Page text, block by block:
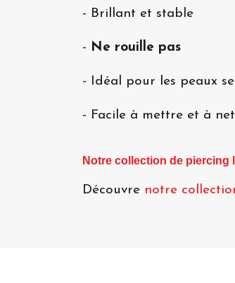
- Brillant et stable
- Ne rouille pas
- Idéal pour les peaux
- Facile à mettre et à
Notre collection de piercing
Découvre notre